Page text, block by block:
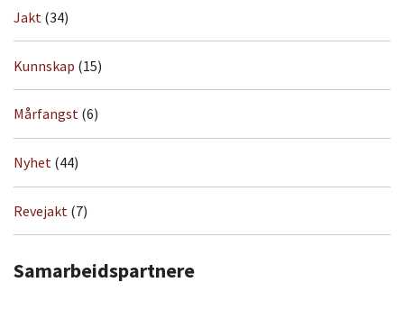
Jakt (34)
Kunnskap (15)
Mårfangst (6)
Nyhet (44)
Revejakt (7)
Samarbeidspartnere